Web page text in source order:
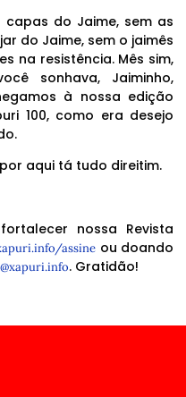
capas do Jaime, sem as
do Jaime, sem o jaimês
na resistência. Mês sim,
sonhava, Jaiminho,
à nossa edição
100, como era desejo
aqui tá tudo direitim.
nossa Revista
assine ou doando
. Gratidão!